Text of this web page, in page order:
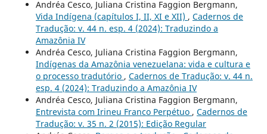
Andréa Cesco, Juliana Cristina Faggion Bergmann,
Vida Indígena (capítulos I, II, XI e XII) , Cadernos de
Tradução: v. 44 n. esp. 4 (2024): Traduzindo a
Amazônia IV
Andréa Cesco, Juliana Cristina Faggion Bergmann,
Indígenas da Amazônia venezuelana: vida e cultura e
o processo tradutório , Cadernos de Tradução: v. 44 n.
esp. 4 (2024): Traduzindo a Amazônia IV
Andréa Cesco, Juliana Cristina Faggion Bergmann,
Entrevista com Irineu Franco Perpétuo , Cadernos de
Tradução: v. 35 n. 2 (2015): Edição Regular